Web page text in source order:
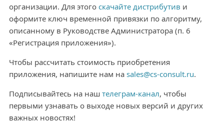
организации. Для этого скачайте дистрибутив и
оформите ключ временной привязки по алгоритму,
описанному в Руководстве Администратора (п. 6
«Регистрация приложения»).
Чтобы рассчитать стоимость приобретения
приложения, напишите нам на sales@cs-consult.ru.
Подписывайтесь на наш телеграм-канал, чтобы
первыми узнавать о выходе новых версий и других
важных новостях!